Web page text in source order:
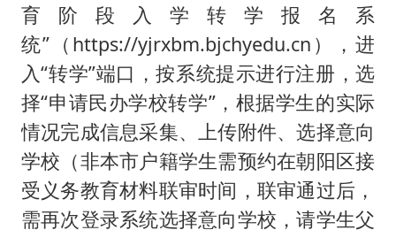
育阶段入学转学报名系
统”（https://yjrxbm.bjchyedu.cn），进
入“转学”端口，按系统提示进行注册，选
择“申请民办学校转学”，根据学生的实际
情况完成信息采集、上传附件、选择意向
学校（非本市户籍学生需预约在朝阳区接
受义务教育材料联审时间，联审通过后，
需再次登录系统选择意向学校，请学生父